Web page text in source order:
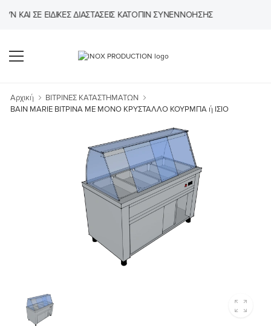
ΣΕ ΕΙΔΙΚΈΣ ΔΙΑΣΤΆΣΕΙΣ ΚΑΤΌΠΙΝ ΣΥΝΕΝΝΌΗΣΗΣ
Αρχική
ΒΙΤΡΙΝΕΣ ΚΑΤΑΣΤΗΜΑΤΩΝ
ΒΑΙΝ MARIE ΒΙΤΡΙΝΑ ΜΕ ΜΟΝΟ ΚΡΥΣΤΑΛΛΟ ΚΟΥΡΜΠΑ ή ΙΣΙΟ